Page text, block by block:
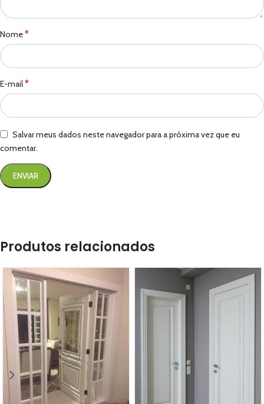
Nome*
E-mail*
Salvar meus dados neste navegador para a próxima vez que eu
comentar.
Produtos relacionados